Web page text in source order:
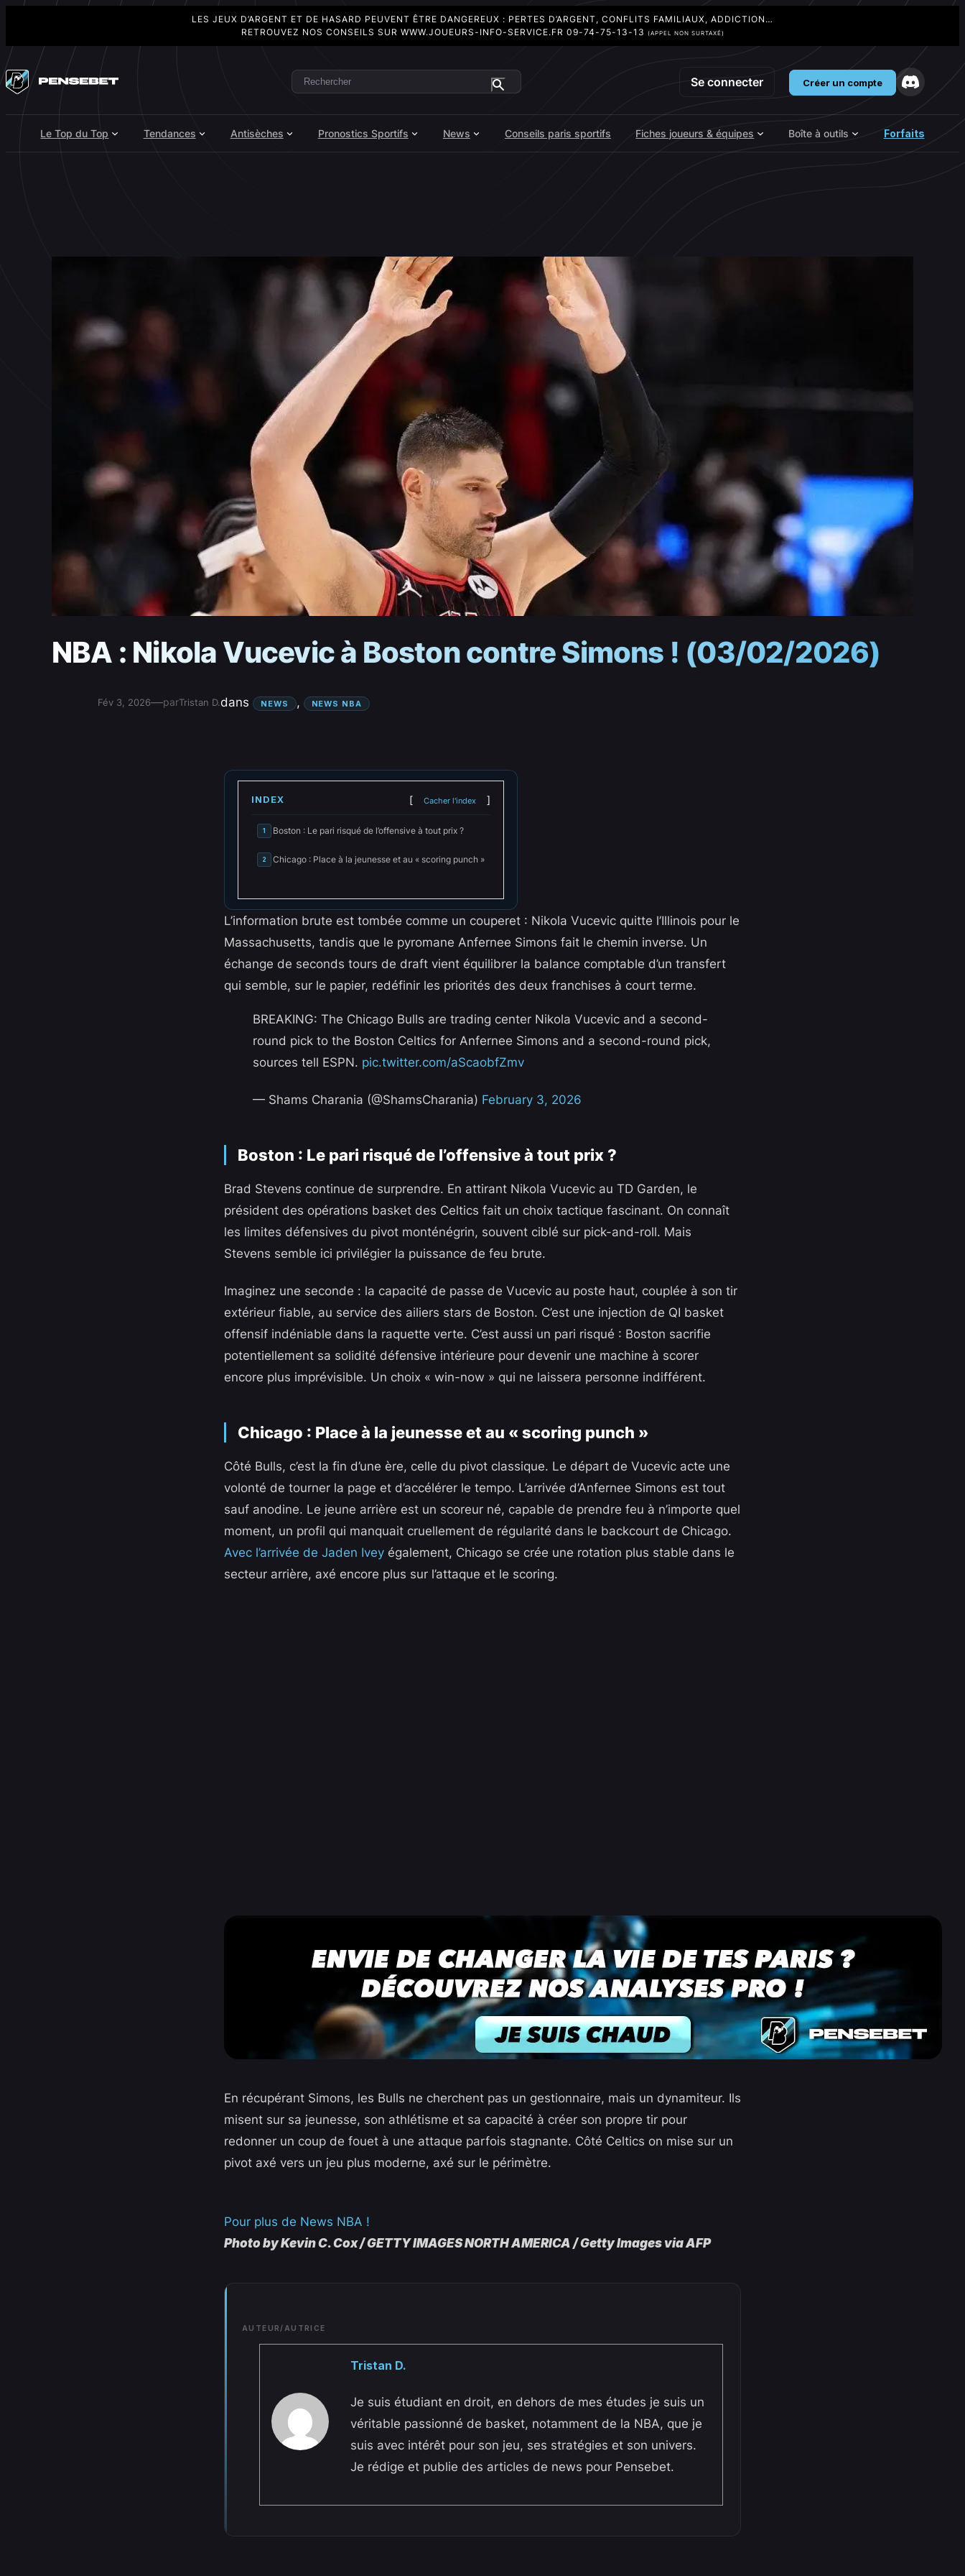
LES JEUX D’ARGENT ET DE HASARD PEUVENT ÊTRE DANGEREUX : PERTES D’ARGENT, CONFLITS FAMILIAUX, ADDICTION…
RETROUVEZ NOS CONSEILS SUR WWW.JOUEURS-INFO-SERVICE.FR 09-74-75-13-13 (APPEL NON SURTAXÉ)
au
contenu
Rechercher Se connecter Créer un compte
Le Top du Top Tendances Antisèches Pronostics Sportifs News Conseils paris sportifs Fiches joueurs & équipes Boîte à outils Forfaits
NBA : Nikola Vucevic à Boston contre Simons ! (03/02/2026)
Fév 3, 2026—parTristan D.dans NEWS , NEWS NBA
INDEX Cacher l'index
1 Boston : Le pari risqué de l’offensive à tout prix ?
2 Chicago : Place à la jeunesse et au « scoring punch »
L’information brute est tombée comme un couperet : Nikola Vucevic quitte l’Illinois pour le
Massachusetts, tandis que le pyromane Anfernee Simons fait le chemin inverse. Un
échange de seconds tours de draft vient équilibrer la balance comptable d’un transfert
qui semble, sur le papier, redéfinir les priorités des deux franchises à court terme.
BREAKING: The Chicago Bulls are trading center Nikola Vucevic and a second-
round pick to the Boston Celtics for Anfernee Simons and a second-round pick,
sources tell ESPN. pic.twitter.com/aScaobfZmv
— Shams Charania (@ShamsCharania) February 3, 2026
Boston : Le pari risqué de l’offensive à tout prix ?
Brad Stevens continue de surprendre. En attirant Nikola Vucevic au TD Garden, le
président des opérations basket des Celtics fait un choix tactique fascinant. On connaît
les limites défensives du pivot monténégrin, souvent ciblé sur pick-and-roll. Mais
Stevens semble ici privilégier la puissance de feu brute.
Imaginez une seconde : la capacité de passe de Vucevic au poste haut, couplée à son tir
extérieur fiable, au service des ailiers stars de Boston. C’est une injection de QI basket
offensif indéniable dans la raquette verte. C’est aussi un pari risqué : Boston sacrifie
potentiellement sa solidité défensive intérieure pour devenir une machine à scorer
encore plus imprévisible. Un choix « win-now » qui ne laissera personne indifférent.
Chicago : Place à la jeunesse et au « scoring punch »
Côté Bulls, c’est la fin d’une ère, celle du pivot classique. Le départ de Vucevic acte une
volonté de tourner la page et d’accélérer le tempo. L’arrivée d’Anfernee Simons est tout
sauf anodine. Le jeune arrière est un scoreur né, capable de prendre feu à n’importe quel
moment, un profil qui manquait cruellement de régularité dans le backcourt de Chicago.
Avec l’arrivée de Jaden Ivey également, Chicago se crée une rotation plus stable dans le
secteur arrière, axé encore plus sur l’attaque et le scoring.
En récupérant Simons, les Bulls ne cherchent pas un gestionnaire, mais un dynamiteur. Ils
misent sur sa jeunesse, son athlétisme et sa capacité à créer son propre tir pour
redonner un coup de fouet à une attaque parfois stagnante. Côté Celtics on mise sur un
pivot axé vers un jeu plus moderne, axé sur le périmètre.
Pour plus de News NBA !
Photo by Kevin C. Cox / GETTY IMAGES NORTH AMERICA / Getty Images via AFP
AUTEUR/AUTRICE
Tristan D.
Je suis étudiant en droit, en dehors de mes études je suis un
véritable passionné de basket, notamment de la NBA, que je
suis avec intérêt pour son jeu, ses stratégies et son univers.
Je rédige et publie des articles de news pour Pensebet.